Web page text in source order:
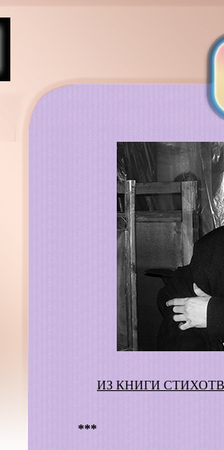
ИЗ КНИГИ
***